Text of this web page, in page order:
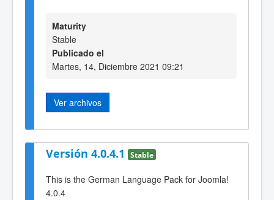
Maturity
Stable
Publicado el
Martes, 14, Diciembre 2021 09:21
Ver archivos
Versión 4.0.4.1 Stable
This is the German Language Pack for Joomla!
4.0.4